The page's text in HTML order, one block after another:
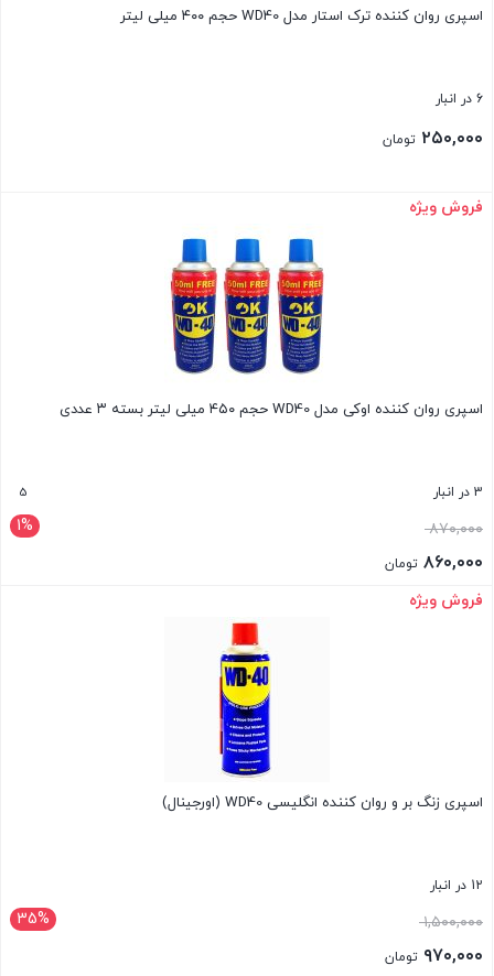
اسپری روان کننده ترک استار مدل WD40 حجم ۴۰۰ میلی لیتر
6 در انبار
۲۵۰,۰۰۰ تومان
بستن
فروش ویژه
اسپری روان کننده اوکی مدل WD40 حجم ۴۵۰ میلی لیتر بسته ۳ عددی
3 در انبار 5
1% ۸۷۰,۰۰۰قیمت
اصلی:۸۶۰,۰۰۰ تومان
قیمت
بستن
فروش ویژه
اسپری زنگ بر و روان کننده انگلیسی WD40 (اورجینال)
12 در انبار
35% ۱,۵۰۰,۰۰۰قیمت
اصلی: ۹۷۰,۰۰۰ تومان